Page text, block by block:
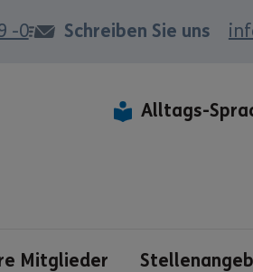
-0 Schreiben Sie uns
Alltags-
Mitglieder